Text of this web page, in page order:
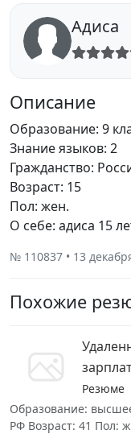
Адиса
Описание
Образование: 9
Знание языков: 2
Гражданство:
Возраст: 15
Пол: жен.
О себе: адиса 15
№ 110837 • 13
Похожие
Резюме
Образование:
РФ Возраст: 41 Пол: